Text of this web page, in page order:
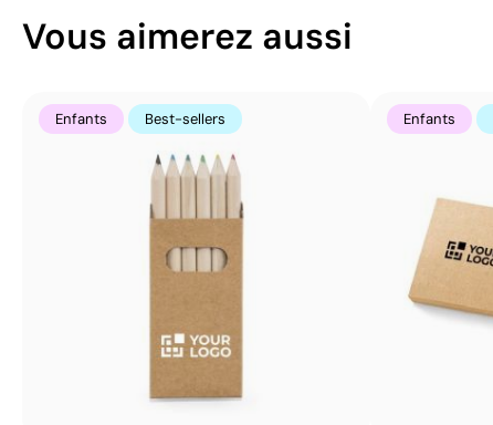
Vous aimerez aussi
Enfants Best-sellers Enfants